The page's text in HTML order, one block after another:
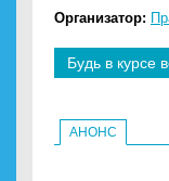
Организатор:
Будь в курсе
АНОНС